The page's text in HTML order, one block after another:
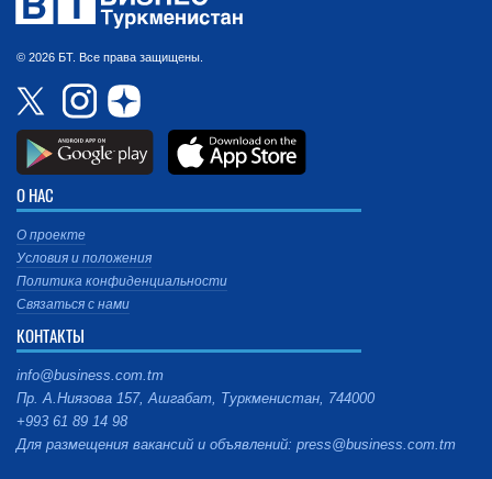
© 2026 БТ. Все права защищены.
О НАС
О проекте
Условия и положения
Политика конфиденциальности
Связаться с нами
КОНТАКТЫ
info@business.com.tm
Пр. А.Ниязова 157, Ашгабат, Туркменистан, 744000
+993 61 89 14 98
Для размещения вакансий и объявлений: press@business.com.tm